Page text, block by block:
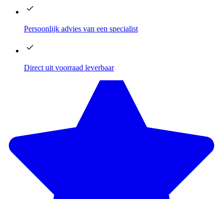
Persoonlijk advies van een specialist
Direct uit voorraad leverbaar